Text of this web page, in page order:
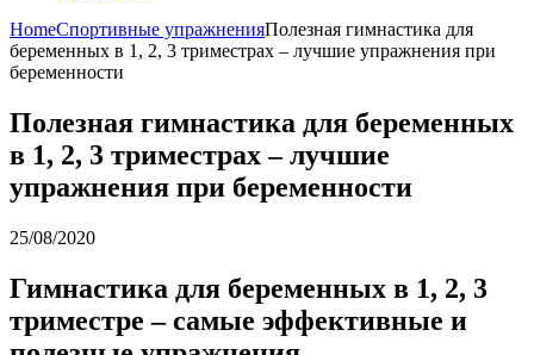
HomeСпортивные упражненияПолезная гимнастика для
беременных в 1, 2, 3 триместрах – лучшие упражнения при
беременности
Полезная гимнастика для беременных
в 1, 2, 3 триместрах – лучшие
упражнения при беременности
25/08/2020
Гимнастика для беременных в 1, 2, 3
триместре – самые эффективные и